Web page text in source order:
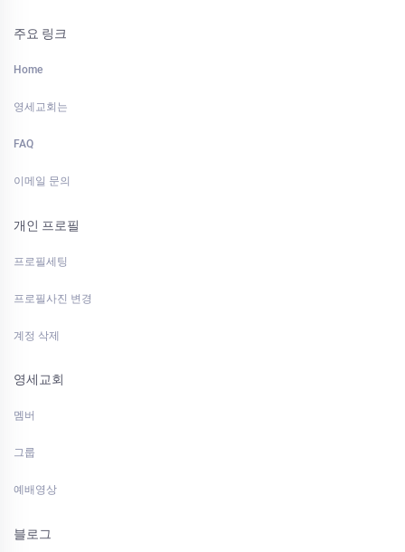
주요 링크
Home
영세교회는
FAQ
이메일 문의
개인 프로필
프로필세팅
프로필사진 변경
계정 삭제
영세교회
멤버
그룹
예배영상
블로그